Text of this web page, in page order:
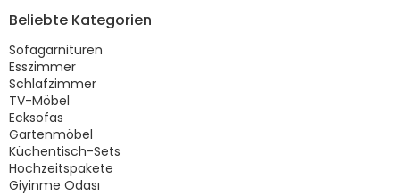
Beliebte Kategorien
Sofagarnituren
Esszimmer
Schlafzimmer
TV-Möbel
Ecksofas
Gartenmöbel
Küchentisch-Sets
Hochzeitspakete
Giyinme Odası